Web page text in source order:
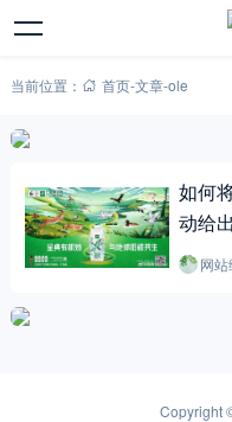
当前位置： 首页-文章-ole
如何
动给
网
Copyright